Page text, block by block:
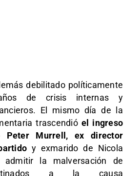
debilitado políticamente
de crisis internas y
El mismo día de la
trascendió el ingreso
Peter Murrell, ex director
y exmarido de Nicola
admitir la malversación de
a la causa